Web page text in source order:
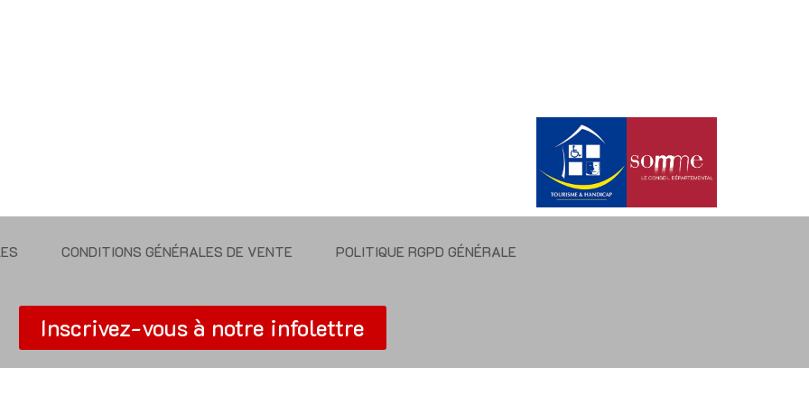
CONDITIONS GÉNÉRALES DE VENTE POLITIQUE RGPD GÉNÉRALE
Inscrivez-vous à notre infolettre